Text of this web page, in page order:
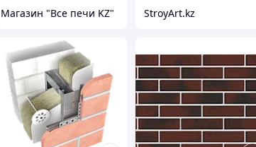
Магазин "Все печи KZ" StroyArt.kz